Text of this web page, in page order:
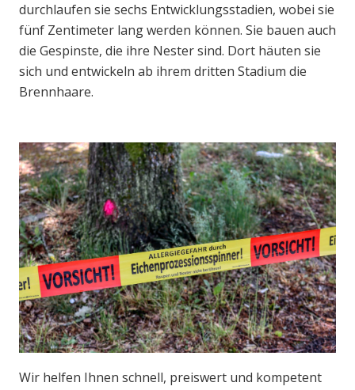
durchlaufen sie sechs Entwicklungsstadien, wobei sie
fünf Zentimeter lang werden können. Sie bauen auch
die Gespinste, die ihre Nester sind. Dort häuten sie
sich und entwickeln ab ihrem dritten Stadium die
Brennhaare.
Wir helfen Ihnen schnell, preiswert und kompetent